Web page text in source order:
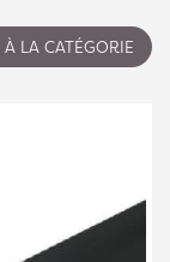
À LA CATÉGORIE